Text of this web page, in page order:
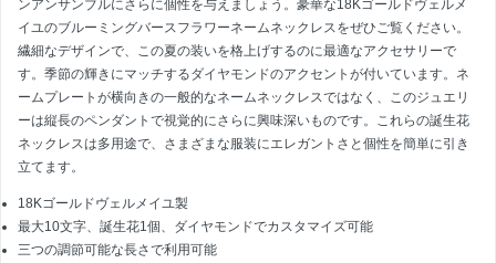
ンアンサンブルにさらに個性を与えましょう。豪華な18Kゴールドヴェルメ
イユのブルーミングバースフラワーネームネックレスをぜひご覧ください。
繊細なデザインで、この夏の装いを格上げするのに最適なアクセサリーで
す。季節の輝きにマッチするダイヤモンドのアクセントが付いています。ネ
ームプレートが横向きの一般的なネームネックレスではなく、このジュエリ
ーは縦長のペンダントで視覚的にさらに興味深いものです。これらの誕生花
ネックレスは多用途で、さまざまな服装にエレガントさと個性を簡単に引き
立てます。
18Kゴールドヴェルメイユ製
最大10文字、誕生花1個、ダイヤモンドでカスタマイズ可能
三つの調節可能な長さで利用可能